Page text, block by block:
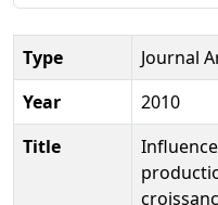
Type
Journal
Year
2010
Title